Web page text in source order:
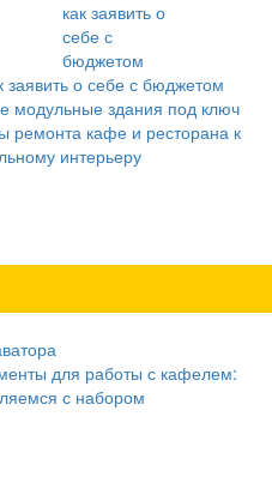
заявить о себе с бюджетом
модульные здания под ключ
ремонта кафе и ресторана к
интерьеру
для работы с кафелем:
с набором